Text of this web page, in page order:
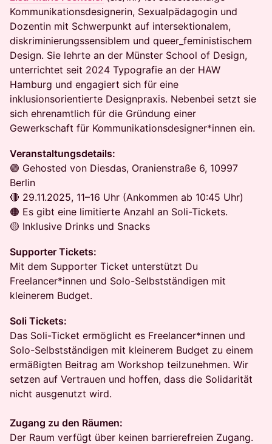
Kommunikationsdesignerin, Sexualpädagogin und
Dozentin mit Schwerpunkt auf intersektionalem,
diskriminierungssensiblem und queer_feministischem
Design. Sie lehrte an der Münster School of Design,
unterrichtet seit 2024 Typografie an der HAW
Hamburg und engagiert sich für eine
inklusionsorientierte Designpraxis. Nebenbei setzt sie
sich ehrenamtlich für die Gründung einer
Gewerkschaft für Kommunikationsdesigner*innen ein.
Veranstaltungsdetails:
🟣 Gehosted von Diesdas, Oranienstraße 6, 10997
Berlin
🔴 29.11.2025, 11–16 Uhr (Ankommen ab 10:45 Uhr)
🟠 Es gibt eine limitierte Anzahl an Soli-Tickets.
🟡 Inklusive Drinks und Snacks
Supporter Tickets:
Mit dem Supporter Ticket unterstützt Du
Freelancer*innen und Solo-Selbstständigen mit
kleinerem Budget.
Soli Tickets:
Das Soli-Ticket ermöglicht es Freelancer*innen und
Solo-Selbstständigen mit kleinerem Budget zu einem
ermäßigten Beitrag am Workshop teilzunehmen. Wir
setzen auf Vertrauen und hoffen, dass die Solidarität
nicht ausgenutzt wird.
Zugang zu den Räumen:
Der Raum verfügt über keinen barrierefreien Zugang.